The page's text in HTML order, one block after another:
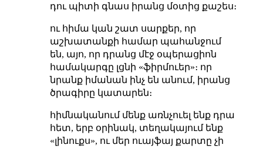
դու պիտի գնաս իրանց մօտից քաշես։
ու հիմա կան շատ սարքեր, որ
աշխատանքի համար պահանջում
են, այո, որ դրանց մէջ օպերացիոն
համակարգը լցնի «ֆիրմուեր»։ որ
նրանք իմանան ինչ են անում, իրանց
ծրագիրը կատարեն։
հիմնականում մենք առնչուել ենք դրա
հետ, երբ օրինակ, տեղակայում ենք
«լինուքս», ու մեր ուայֆայ քարտը չի